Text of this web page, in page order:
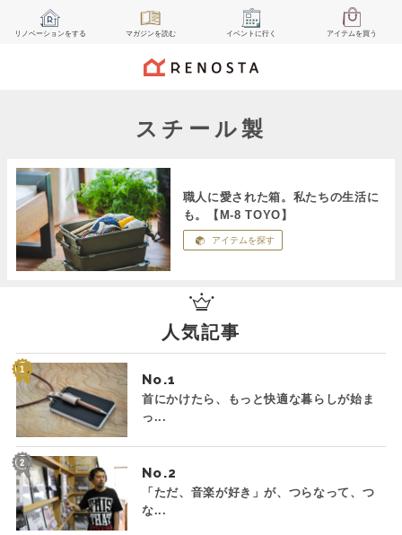
リノベーションをする マガジンを読む イベント に行く アイテムを買う
スチール製
職人に愛された箱。私たちの生活に
も。【M-8 TOYO】
アイテムを探す
人気記事
No.
首にかけたら、もっと快適な暮らしが始ま
っ...
No.
「ただ、音楽が好き」が、つらなって、つ
な...